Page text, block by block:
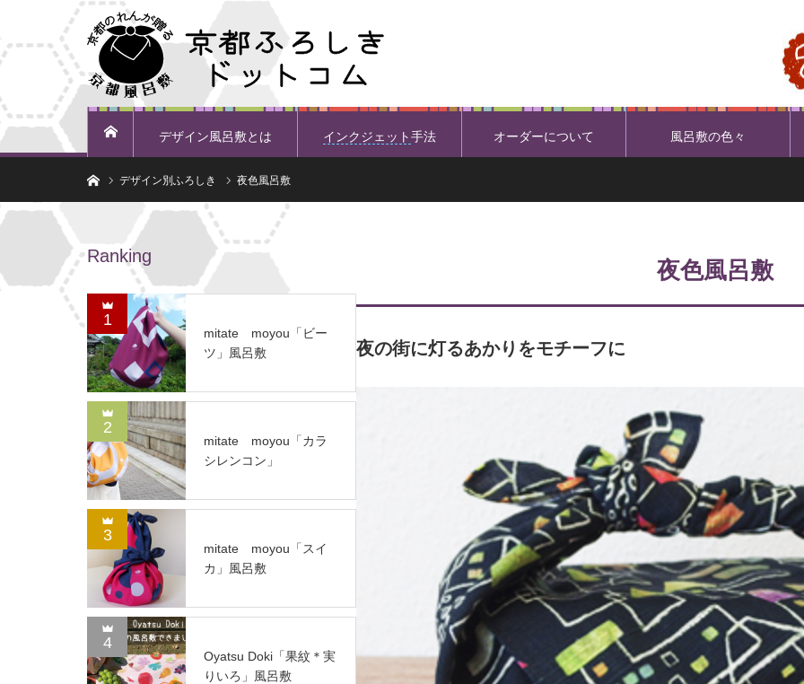
ホーム
デザイン風呂敷とは インクジェット手法 オーダーについて 風呂敷の色々
ホームデザイン別ふろしき 夜色風呂敷
夜色風呂敷
夜の街に灯るあかりをモチーフに
Ranking
1
mitate moyou「ビー
ツ」風呂敷
2
mitate moyou「カラ
シレンコン」
3
mitate moyou「スイ
カ」風呂敷
4
Oyatsu Doki「果紋＊実
りいろ」風呂敷